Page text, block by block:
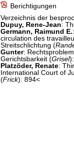
Berichtigungen
Verzeichnis der
Dupuy, Rene-Jean:
Germann, Raimund E.
circulation des
Streitschlichtung (
Gunter:
Gerichtsbarkeit (Grisel
Platzöder, Renate:
International Court of
(Frick): 894<